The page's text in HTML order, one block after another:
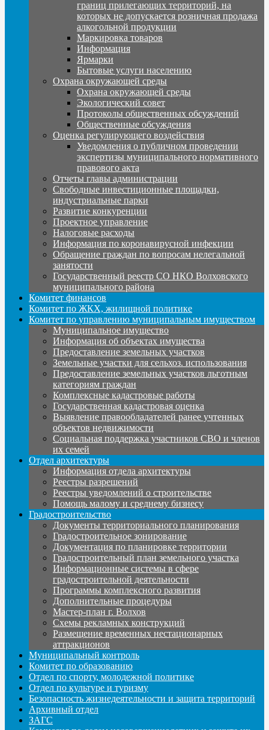
границ прилегающих территорий, на
которых не допускается розничная продажа
алкогольной продукции
Маркировка товаров
Информация
Ярмарки
Бытовые услуги населению
Охрана окружающей среды
Охрана окружающей среды
Экологический совет
Протоколы общественных обсуждений
Общественные обсуждения
Оценка регулирующего воздействия
Уведомления о публичном проведении
экспертизы муниципального нормативного
правового акта
Отчеты главы администрации
Свободные инвестиционные площадки,
индустриальные парки
Развитие конкуренции
Проектное управление
Налоговые расходы
Информация по коронавирусной инфекции
Обращение граждан по вопросам нелегальной
занятости
Государственный реестр СО НКО Волховского
муниципального района
Комитет финансов
Комитет по ЖКХ, жилищной политике
Комитет по управлению муниципальным имуществом
Муниципальное имущество
Информация об объектах имущества
Предоставление земельных участков
Земельные участки для сельхоз. использования
Предоставление земельных участков льготным
категориям граждан
Комплексные кадастровые работы
Государственная кадастровая оценка
Выявление правообладателей ранее учтенных
объектов недвижимости
Социальная поддержка участников СВО и членов
их семей
Отдел архитектуры
Информация отдела архитектуры
Реестры разрешений
Реестры уведомлений о строительстве
Помощь малому и среднему бизнесу
Градостроительство
Документы территориального планирования
Градостроительное зонирование
Документация по планировке территории
Градостроительный план земельного участка
Информационные системы в сфере
градостроительной деятельности
Программы комплексного развития
Дополнительные процедуры
Мастер-план г. Волхов
Схемы рекламных конструкций
Размещение временных нестационарных
аттракционов
Муниципальный контроль
Комитет по образованию
Отдел по спорту, молодежной политике
Отдел по культуре и туризму
Безопасность жизнедеятельности и защита территорий
Архивный отдел
ЗАГС